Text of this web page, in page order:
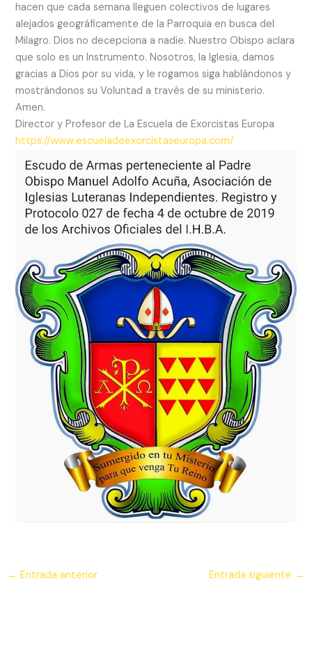
hacen que cada semana lleguen colectivos de lugares
alejados geográficamente de la Parroquia en busca del
Milagro. Dios no decepciona a nadie. Nuestro Obispo aclara
que solo es un Instrumento. Nosotros, la Iglesia, damos
gracias a Dios por su vida, y le rogamos siga hablándonos y
mostrándonos su Voluntad a través de su ministerio.
Amen.
Director y Profesor de La Escuela de Exorcistas Europa
https://www.escueladeexorcistaseuropa.com/
← Entrada anterior Entrada siguiente →